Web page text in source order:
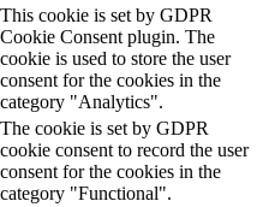
This cookie is set by GDPR
Cookie Consent plugin. The
cookie is used to store the user
consent for the cookies in the
category "Analytics".
The cookie is set by GDPR
cookie consent to record the user
consent for the cookies in the
category "Functional".